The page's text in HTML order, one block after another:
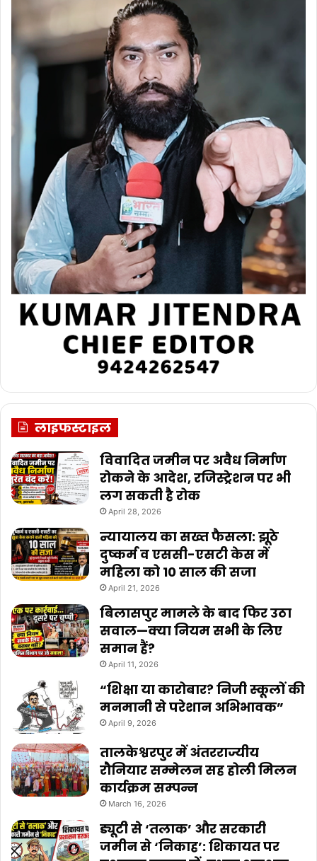
लाइफस्टाइल
विवादित जमीन पर अवैध निर्माण
रोकने के आदेश, रजिस्ट्रेशन पर भी
लग सकती है रोक
April 28, 2026
न्यायालय का सख्त फैसला: झूठे
दुष्कर्म व एससी-एसटी केस में
महिला को 10 साल की सजा
April 21, 2026
बिलासपुर मामले के बाद फिर उठा
सवाल—क्या नियम सभी के लिए
समान हैं?
April 11, 2026
“शिक्षा या कारोबार? निजी स्कूलों की
मनमानी से परेशान अभिभावक”
April 9, 2026
तालकेश्वरपुर में अंतरराज्यीय
रौनियार सम्मेलन सह होली मिलन
कार्यक्रम सम्पन्न
March 16, 2026
ड्यूटी से ‘तलाक’ और सरकारी
जमीन से ‘निकाह’: शिकायत पर